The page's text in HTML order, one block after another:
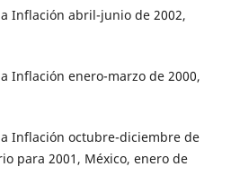
la Inflación abril-junio de 2002,
la Inflación enero-marzo de 2000,
la Inflación octubre-diciembre de
para 2001, México, enero de